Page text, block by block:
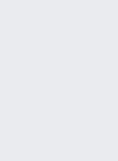
и
Park и